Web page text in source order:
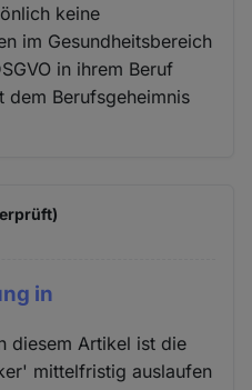
keine
im Gesundheitsbereich
in ihrem Beruf
Berufsgeheimnis
in
diesem Artikel ist die
mittelfristig auslaufen